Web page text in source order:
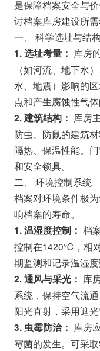
是保障档案安全与
讨档案库房建设所需
一、 科学选址与结
1. 选址考量： 库房
（如河流、地下水
水、地震）影响的
点和产生腐蚀性气体
2. 建筑结构： 库房
防虫、防鼠的建筑
隔热、保温性能。
和安全锁具。
二、 环境控制系统
档案对环境条件极
响档案的寿命。
1. 温湿度控制： 档
控制在1420℃，相
期监测和记录温湿
2. 通风与采光： 库
系统，保持空气流
阳光直射，采用遮
3. 虫霉防治： 库房
霉菌的发生。可采